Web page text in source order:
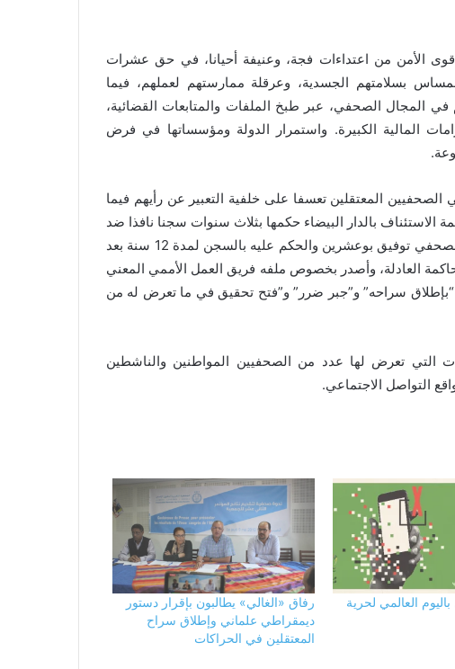
الأمن من اعتداءات فجة، وعنيفة أحيانا، في حق عشرات
بسلامتهم الجسدية، وعرقلة ممارستهم لعملهم، فيما
المجال الصحفي، عبر طبخ الملفات والمتابعات القضائية،
المالية الكبيرة. واستمرار الدولة ومؤسساتها في فرض
المعتقلين تعسفا على خلفية التعبير عن رأيهم فيما
بالدار البيضاء حكمها بثلاث سنوات سجنا نافذا ضد
الصحفي حميد المهداوي. كما اعتبر البلاغ أن محاكمة الصحفي توفيق بوعشرين والحكم عليه بالسجن لمدة 12 سنة بعد
العادلة، وأصدر بخصوص ملفه فريق العمل الأممي المعني
“بإطلاق سراحه” و”جبر ضرر” و”فتح تحقيق في ما تعرض له من
التي تعرض لها عدد من الصحفيين المواطنين والناشطين
التواصل الاجتماعي.
العالمي لحرية
رفاق «الغالي» يطالبون بإقرار دستور
ديمقراطي علماني وإطلاق سراح
المعتقلين في الحراكات